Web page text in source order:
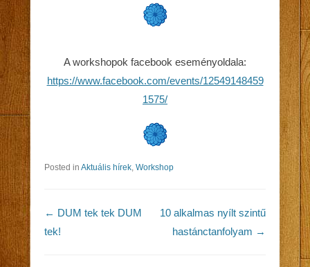
A workshopok facebook eseményoldala:
https://www.facebook.com/events/12549148459
1575/
Posted in Aktuális hírek, Workshop
Post navigation
← DUM tek tek DUM
tek!
10 alkalmas nyílt szintű
hastánctanfolyam →